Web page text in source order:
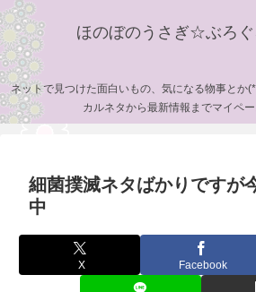
ほのぼのうさぎ☆ぶろぐ
ネットで見つけた面白いもの、気になる物事と
カルネタから最新情報までマイペ
細菌撲滅ネタばかりですが
中
X Facebook